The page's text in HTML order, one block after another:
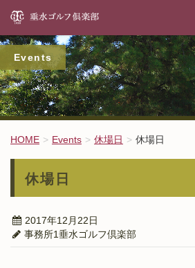
Events
HOME Events 休場日 休場日
休場日
2017年12月22日
事務所1垂水ゴルフ倶楽部